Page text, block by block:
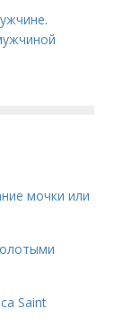
мочки или
Saint